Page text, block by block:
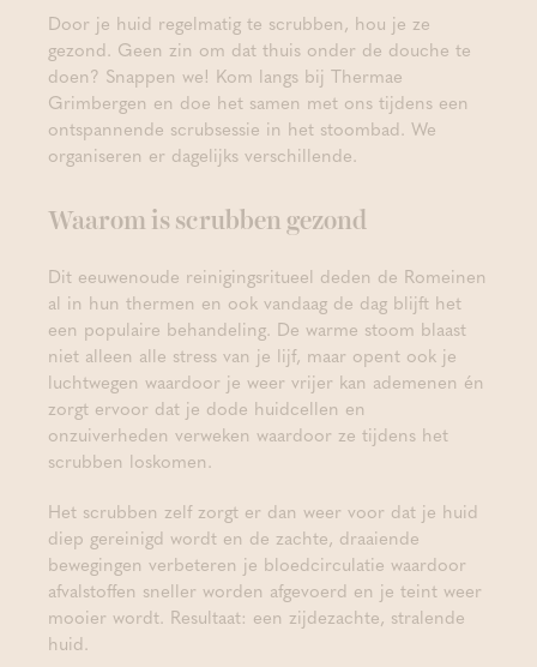
Door je huid regelmatig te scrubben, hou je ze
gezond. Geen zin om dat thuis onder de douche te
doen? Snappen we! Kom langs bij Thermae
Grimbergen en doe het samen met ons tijdens een
ontspannende scrubsessie in het stoombad. We
organiseren er dagelijks verschillende.
Waarom is scrubben gezond
Dit eeuwenoude reinigingsritueel deden de Romeinen
al in hun thermen en ook vandaag de dag blijft het
een populaire behandeling. De warme stoom blaast
niet alleen alle stress van je lijf, maar opent ook je
luchtwegen waardoor je weer vrijer kan ademenen én
zorgt ervoor dat je dode huidcellen en
onzuiverheden verweken waardoor ze tijdens het
scrubben loskomen.
Het scrubben zelf zorgt er dan weer voor dat je huid
diep gereinigd wordt en de zachte, draaiende
bewegingen verbeteren je bloedcirculatie waardoor
afvalstoffen sneller worden afgevoerd en je teint weer
mooier wordt. Resultaat: een zijdezachte, stralende
huid.